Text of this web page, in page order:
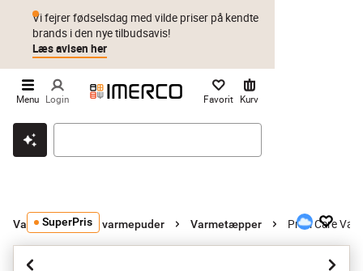
Klik & hent Byt i 1 år Prismatch
Vi fejrer fødselsdag med vilde priser på kendte
brands i den nye tilbudsavis!
Læs avisen her
Menu Login Favorit Kurv
Varmetæpper og varmepuder Varmetæpper Profi Care
SuperPris